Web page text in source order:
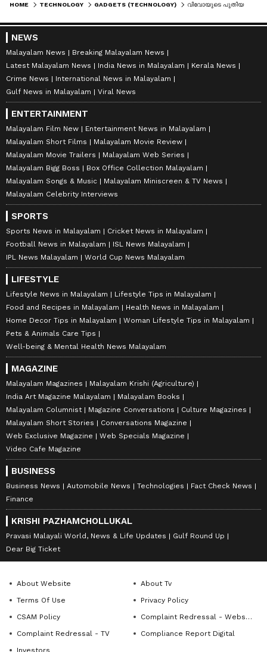
HOME TECHNOLOGY GADGETS (TECHNOLOGY)
NEWS
Malayalam News
Breaking Malayalam News
Latest Malayalam News
India News in Malayalam
Kerala News
Crime News
International News in Malayalam
Gulf News in Malayalam
Viral News
ENTERTAINMENT
Malayalam Film New
Entertainment News in Malayalam
Malayalam Short Films
Malayalam Movie Review
Malayalam Movie Trailers
Malayalam Web Series
Malayalam Bigg Boss
Box Office Collection Malayalam
Malayalam Songs & Music
Malayalam Miniscreen & TV News
Malayalam Celebrity Interviews
SPORTS
Sports News in Malayalam
Cricket News in Malayalam
Football News in Malayalam
ISL News Malayalam
IPL News Malayalam
World Cup News Malayalam
LIFESTYLE
Lifestyle News in Malayalam
Lifestyle Tips in Malayalam
Food and Recipes in Malayalam
Health News in Malayalam
Home Decor Tips in Malayalam
Woman Lifestyle Tips in Malayalam
Pets & Animals Care Tips
Well-being & Mental Health News Malayalam
MAGAZINE
Malayalam Magazines
Malayalam Krishi (Agriculture)
India Art Magazine Malayalam
Malayalam Books
Malayalam Columnist
Magazine Conversations
Culture Magazines
Malayalam Short Stories
Conversations Magazine
Web Exclusive Magazine
Web Specials Magazine
Video Cafe Magazine
BUSINESS
Business News Automobile News Technologies
Fact Check News
Finance
KRISHI PAZHAMCHOLLUKAL
Pravasi Malayali World, News & Life Updates
Gulf Round Up
Dear Big Ticket
About Website
About Tv
Terms Of Use
Privacy Policy
CSAM Policy
Complaint Redressal - Website
Complaint Redressal - TV
Compliance Report Digital
Investors